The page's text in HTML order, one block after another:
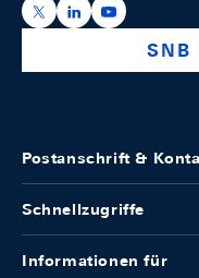
https://x.com/
https://https://
SNB
Postanschrift &
Schnellzugriffe
Informationen für